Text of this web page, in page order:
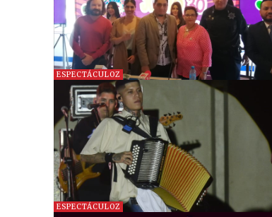
ESPECTÁCULOZ
ESPECTÁCULOZ